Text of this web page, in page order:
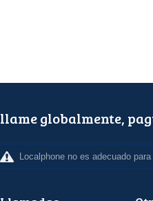
llame globalmente,
Localphone no es adecuado